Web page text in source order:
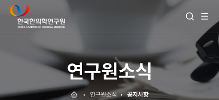
열
기
메
보
연구원소식
Home연구원소식 공지사항